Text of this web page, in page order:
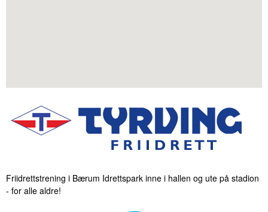
Friidrettstrening i Bærum Idrettspark inne i hallen og ute på stadion
- for alle aldre!